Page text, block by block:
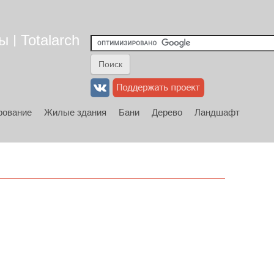
| Totalarch
Жилые здания Бани Дерево
Ландшафт